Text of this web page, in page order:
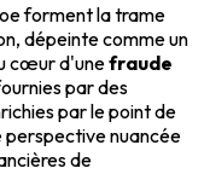
forment la trame
dépeinte comme un
cœur d'unefraude
par des
par le point de
nuancée
de